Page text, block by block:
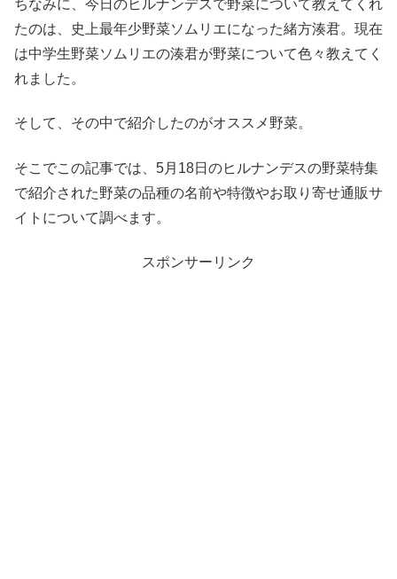
ちなみに、今日のヒルナンデスで野菜について教えてくれ
たのは、史上最年少野菜ソムリエになった緒方湊君。現在
は中学生野菜ソムリエの湊君が野菜について色々教えてく
れました。
そして、その中で紹介したのがオススメ野菜。
そこでこの記事では、5月18日のヒルナンデスの野菜特集
で紹介された野菜の品種の名前や特徴やお取り寄せ通販サ
イトについて調べます。
スポンサーリンク